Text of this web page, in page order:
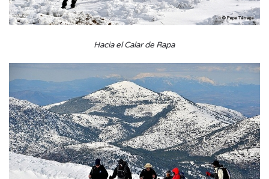
Hacia el Calar de Rapa